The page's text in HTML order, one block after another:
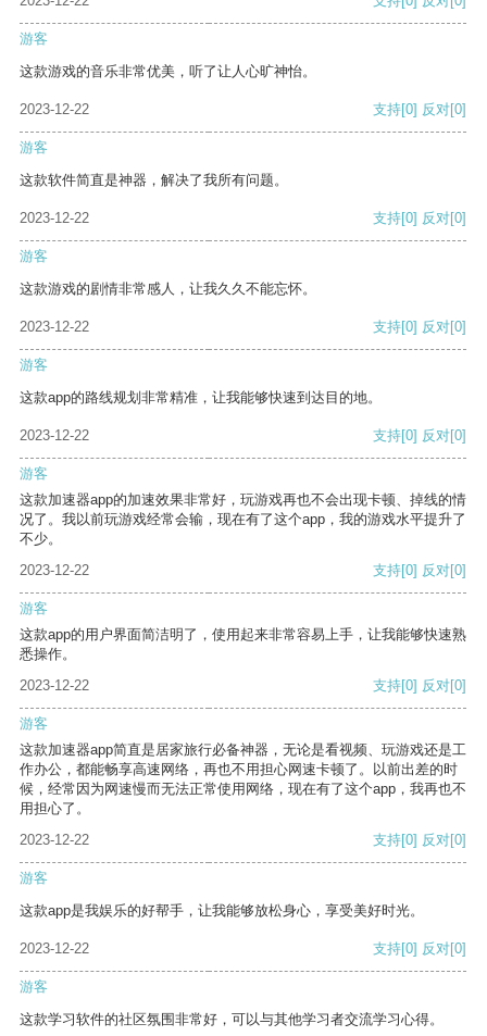
游客
这款游戏的音乐非常优美，听了让人心旷神怡。
2023-12-22 支持[0] 反对[0]
游客
这款软件简直是神器，解决了我所有问题。
2023-12-22 支持[0] 反对[0]
游客
这款游戏的剧情非常感人，让我久久不能忘怀。
2023-12-22 支持[0] 反对[0]
游客
这款app的路线规划非常精准，让我能够快速到达目的地。
2023-12-22 支持[0] 反对[0]
游客
这款加速器app的加速效果非常好，玩游戏再也不会出现卡顿、掉线的情
况了。我以前玩游戏经常会输，现在有了这个app，我的游戏水平提升了
不少。
2023-12-22
支持[0] 反对[0]
游客
这款app的用户界面简洁明了，使用起来非常容易上手，让我能够快速熟
悉操作。
2023-12-22
支持[0] 反对[0]
游客
这款加速器app简直是居家旅行必备神器，无论是看视频、玩游戏还是工
作办公，都能畅享高速网络，再也不用担心网速卡顿了。以前出差的时
候，经常因为网速慢而无法正常使用网络，现在有了这个app，我再也不
用担心了。
2023-12-22
支持[0] 反对[0]
游客
这款app是我娱乐的好帮手，让我能够放松身心，享受美好时光。
2023-12-22 支持[0] 反对[0]
游客
这款学习软件的社区氛围非常好，可以与其他学习者交流学习心得。